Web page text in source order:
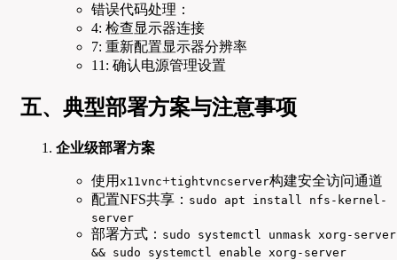
错误代码处理：
4: 检查显示器连接
7: 重新配置显示器分辨率
11: 确认电源管理设置
五、典型部署方案与注意事项
企业级部署方案
使用 x11vnc+tightvncserver构建安全访问通道
配置NFS共享： sudo apt install nfs-kernel-
server
部署方式： sudo systemctl unmask xorg-server
&& sudo systemctl enable xorg-server